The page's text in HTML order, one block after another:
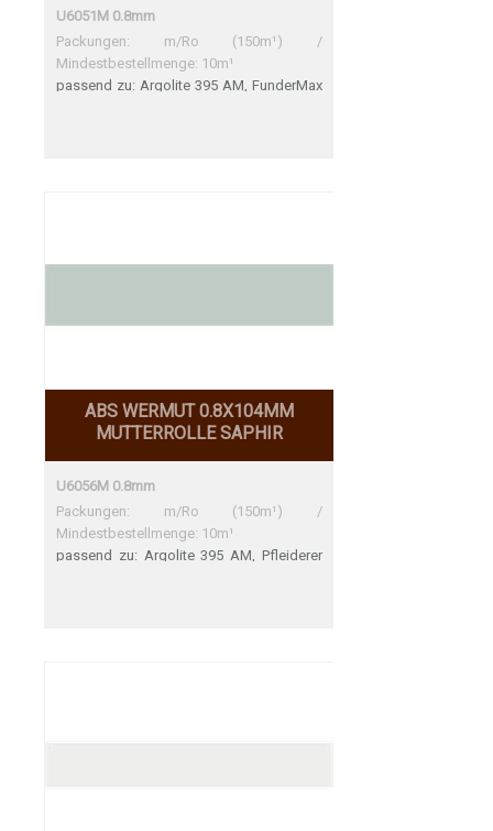
U6051M 0.8mm
Packungen: m/Ro (150m¹) /
Mindestbestellmenge: 10m¹
passend zu: Argolite 395 AM, FunderMax
ABS WERMUT 0.8X104MM
MUTTERROLLE SAPHIR
U6056M 0.8mm
Packungen: m/Ro (150m¹) /
Mindestbestellmenge: 10m¹
passend zu: Argolite 395 AM, Pfleiderer